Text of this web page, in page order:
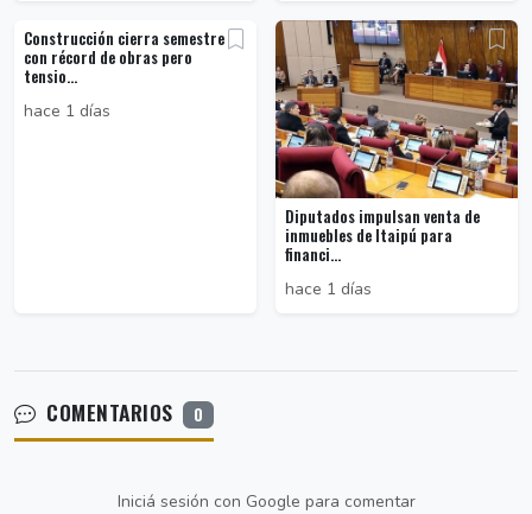
Construcción cierra semestre
con récord de obras pero
tensio...
hace 1 días
Diputados impulsan venta de
inmuebles de Itaipú para
financi...
hace 1 días
COMENTARIOS 0
Iniciá sesión con Google para comentar